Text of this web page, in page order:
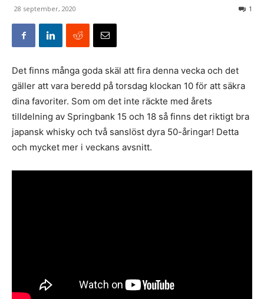
28 september, 2020 1
Det finns många goda skäl att fira denna vecka och det
gäller att vara beredd på torsdag klockan 10 för att säkra
dina favoriter. Som om det inte räckte med årets
tilldelning av Springbank 15 och 18 så finns det riktigt bra
japansk whisky och två sanslöst dyra 50-åringar! Detta
och mycket mer i veckans avsnitt.